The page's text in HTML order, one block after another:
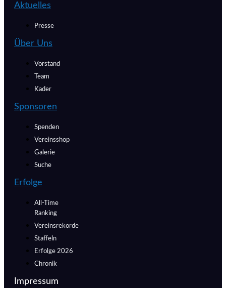
Aktuelles
Presse
Über Uns
Vorstand
Team
Kader
Sponsoren
Spenden
Vereinsshop
Galerie
Suche
Erfolge
All-Time
Ranking
Vereinsrekorde
Staffeln
Erfolge 2026
Chronik
Impressum